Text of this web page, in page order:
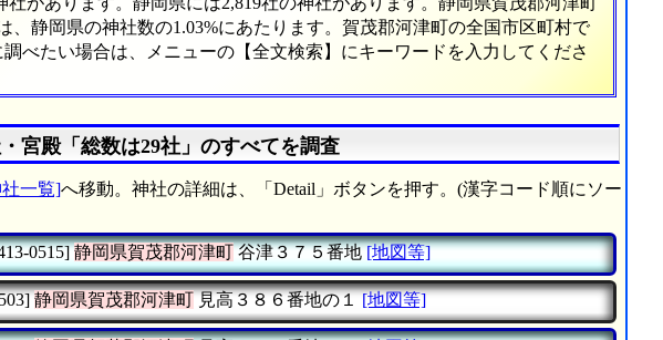
、静岡県の神社数の1.03%にあたります。賀茂郡河津町の全国市区町村で
べたい場合は、メニューの【全文検索】にキーワードを入力してくださ
宮殿「総数は29社」のすべてを調査
一覧]へ移動。神社の詳細は、「Detail」ボタンを押す。(漢字コード順にソー
0515] 静岡県賀茂郡河津町谷津３７５番地 [地図等]
静岡県賀茂郡河津町見高３８６番地の１ [地図等]